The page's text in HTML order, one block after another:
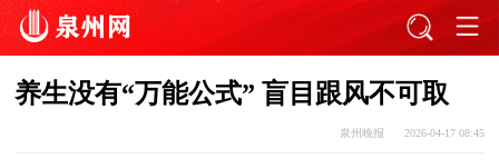
养生没有“万能公式” 盲目跟风不可取
泉州晚报 2026-04-17 08:45